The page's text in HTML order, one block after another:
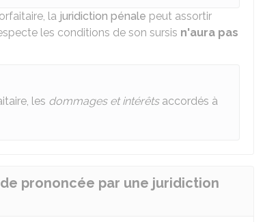
la juridiction pénale peut assortir
les conditions de son sursis n'aura pas
les dommages et intérêtsaccordés à
prononcée par une juridiction